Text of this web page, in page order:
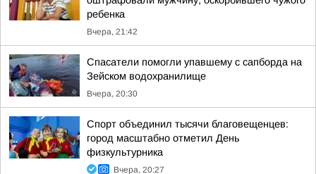
ребенка
Вчера, 21:42
Спасатели помогли упавшему с сапборда на
Зейском водохранилище
Вчера, 20:30
Спорт объединил тысячи благовещенцев:
город масштабно отметил День
физкультурника
Вчера, 20:27